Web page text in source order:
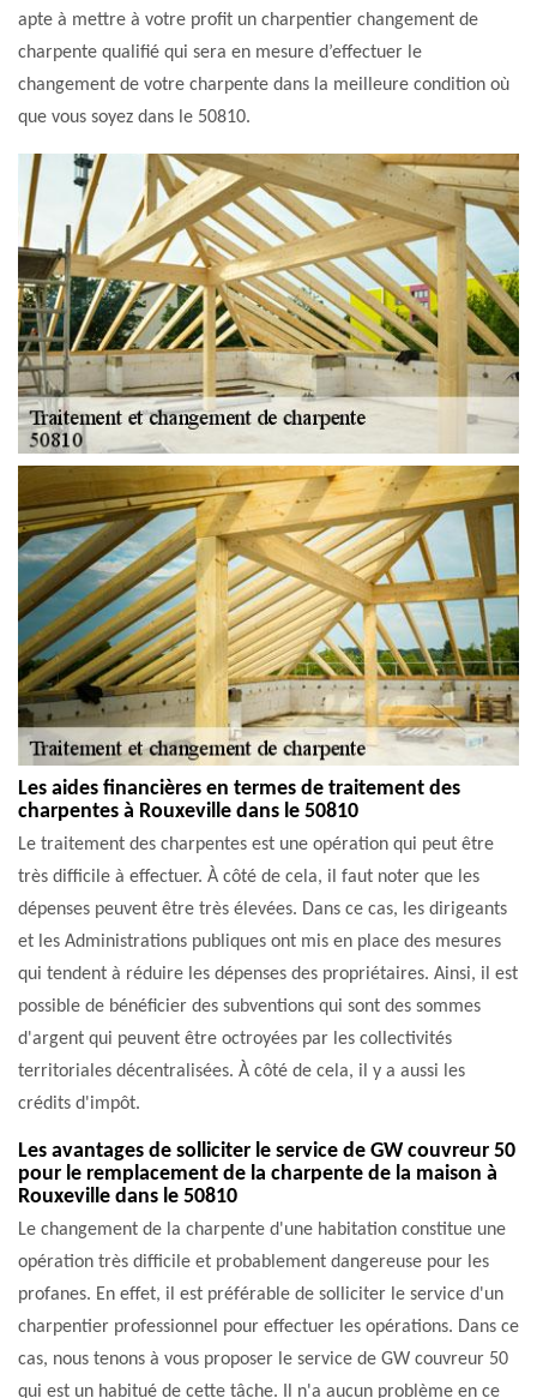
apte à mettre à votre profit un charpentier changement de
charpente qualifié qui sera en mesure d’effectuer le
changement de votre charpente dans la meilleure condition où
que vous soyez dans le 50810.
Les aides financières en termes de traitement des
charpentes à Rouxeville dans le 50810
Le traitement des charpentes est une opération qui peut être
très difficile à effectuer. À côté de cela, il faut noter que les
dépenses peuvent être très élevées. Dans ce cas, les dirigeants
et les Administrations publiques ont mis en place des mesures
qui tendent à réduire les dépenses des propriétaires. Ainsi, il est
possible de bénéficier des subventions qui sont des sommes
d'argent qui peuvent être octroyées par les collectivités
territoriales décentralisées. À côté de cela, il y a aussi les
crédits d'impôt.
Les avantages de solliciter le service de GW couvreur 50
pour le remplacement de la charpente de la maison à
Rouxeville dans le 50810
Le changement de la charpente d'une habitation constitue une
opération très difficile et probablement dangereuse pour les
profanes. En effet, il est préférable de solliciter le service d'un
charpentier professionnel pour effectuer les opérations. Dans ce
cas, nous tenons à vous proposer le service de GW couvreur 50
qui est un habitué de cette tâche. Il n'a aucun problème en ce